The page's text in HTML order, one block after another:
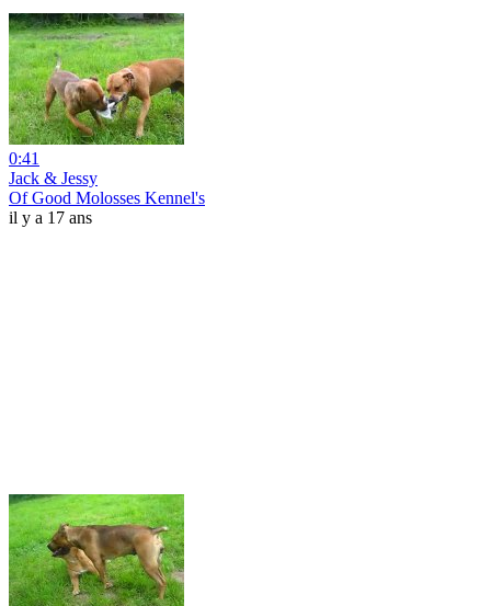
0:41
Jack & Jessy
Of Good Molosses Kennel's
il y a 17 ans